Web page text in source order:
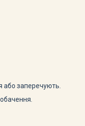
або заперечують.